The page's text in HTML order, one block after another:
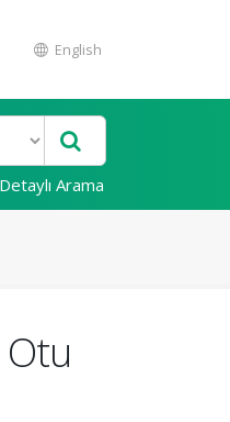
English
Detaylı Arama